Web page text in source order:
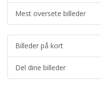
Mest oversete billeder
Billeder på kort
Del dine billeder